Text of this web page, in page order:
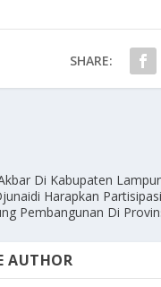
SHARE:
Di Kabupaten
Harapkan
Pembangunan Di
AUTHOR